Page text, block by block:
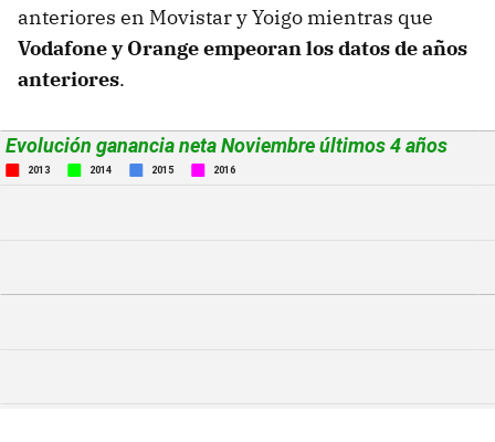
anteriores en Movistar y Yoigo mientras que
Vodafone y Orange empeoran los datos de años
anteriores.